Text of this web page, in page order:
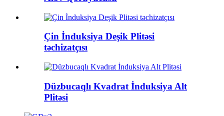
Çin İnduksiya Deşik Plitəsi
təchizatçısı
Düzbucaqlı Kvadrat İnduksiya Alt
Plitəsi